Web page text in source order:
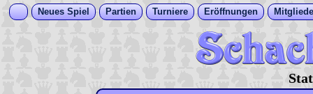
Neues Spiel Partien Turniere Eröffnungen